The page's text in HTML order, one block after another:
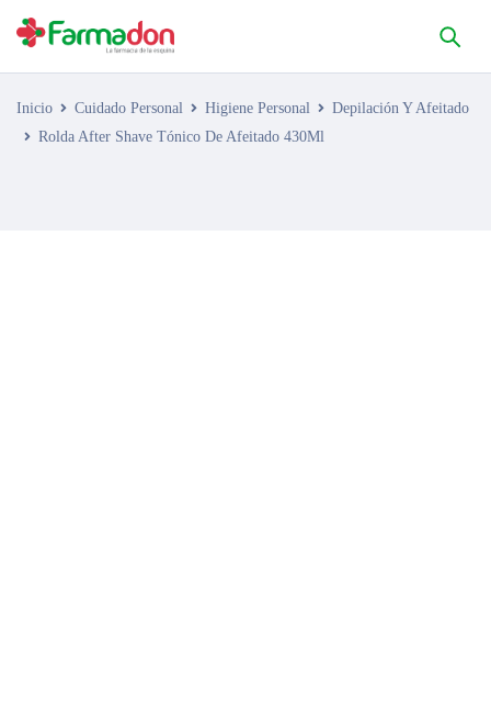
Inicio Cuidado Personal Higiene Personal
Depilación Y Afeitado
Rolda After Shave Tónico De Afeitado 430Ml